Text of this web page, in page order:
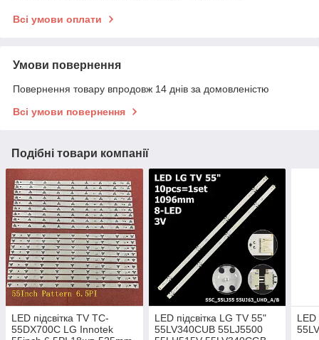
Всі умови оплати
Умови повернення
Повернення товару впродовж 14 днів за домовленістю
Всі умови повернення
Подібні товари компанії
LED підсвітка TV TC-
55DX700C LG Innotek
LED підсвітка LG TV 55"
55LV340CUB 55LJ5500
LED